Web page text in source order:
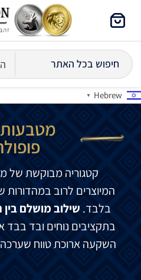
Hebrew
▼
מטבעות
קטגוריה מבוקשת של
בלבד. שילוב מושלם
בתקציבים נוחים ובד בבד
השקעה ארוכת טווח